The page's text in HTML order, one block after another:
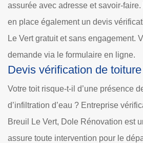
assurée avec adresse et savoir-
en place également un devis
Le Vert gratuit et sans engagement.
demande via le formulaire en ligne.
Devis vérification de
Votre toit risque-t-il d’une présence
d’infiltration d’eau ? Entreprise
Breuil Le Vert, Dole Rénovation est
assure toute intervention pour le